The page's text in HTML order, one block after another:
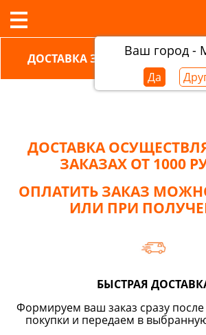
Ваш город -
Да
ДОСТАВКА ЗАКАЗОВ ПО
ДОСТАВКА
ЗАКАЗАХ ОТ 1000
ОПЛАТИТЬ ЗАКАЗ
ИЛИ ПРИ
БЫСТРАЯ
Формируем ваш заказ сразу
покупки и передаем в